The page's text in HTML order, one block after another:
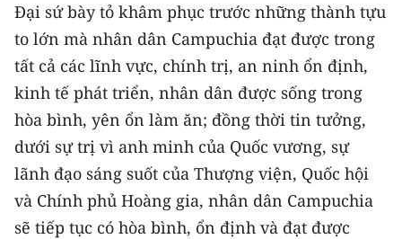
Đại sứ bày tỏ khâm phục trước những thành tựu
to lớn mà nhân dân Campuchia đạt được trong
tất cả các lĩnh vực, chính trị, an ninh ổn định,
kinh tế phát triển, nhân dân được sống trong
hòa bình, yên ổn làm ăn; đồng thời tin tưởng,
dưới sự trị vì anh minh của Quốc vương, sự
lãnh đạo sáng suốt của Thượng viện, Quốc hội
và Chính phủ Hoàng gia, nhân dân Campuchia
sẽ tiếp tục có hòa bình, ổn định và đạt được